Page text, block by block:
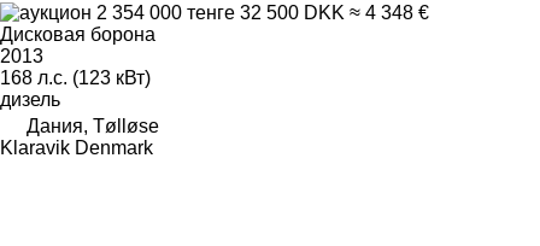
2 354 000 тенге 32 500 DKK ≈ 4 348 €
Дисковая борона
2013
168 л.с. (123 кВт)
дизель
Дания, Tølløse
Klaravik Denmark